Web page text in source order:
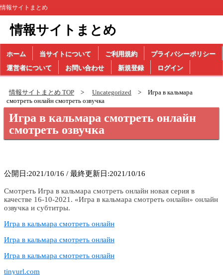
情報サイトまとめ
情報サイトまとめ
ホーム 当サイトについて ご利用規約
プライバシーポリシー
運営者について
お問い合わせ 新規登録 ログイン
情報サイトまとめ TOP Uncategorized
Игра в кальмара
смотреть онлайн смотреть озвучка
Игра в кальмара смотреть онлайн
смотреть озвучка
公開日:2021/10/16 / 最終更新日:2021/10/16
Смотреть Игра в кальмара смотреть онлайн новая серия в
качестве 16-10-2021. «Игра в кальмара смотреть онлайн» онлайн
озвучка и субтитры.
Игра в кальмара смотреть онлайн
Игра в кальмара смотреть онлайн
Игра в кальмара смотреть онлайн
tinyurl.com